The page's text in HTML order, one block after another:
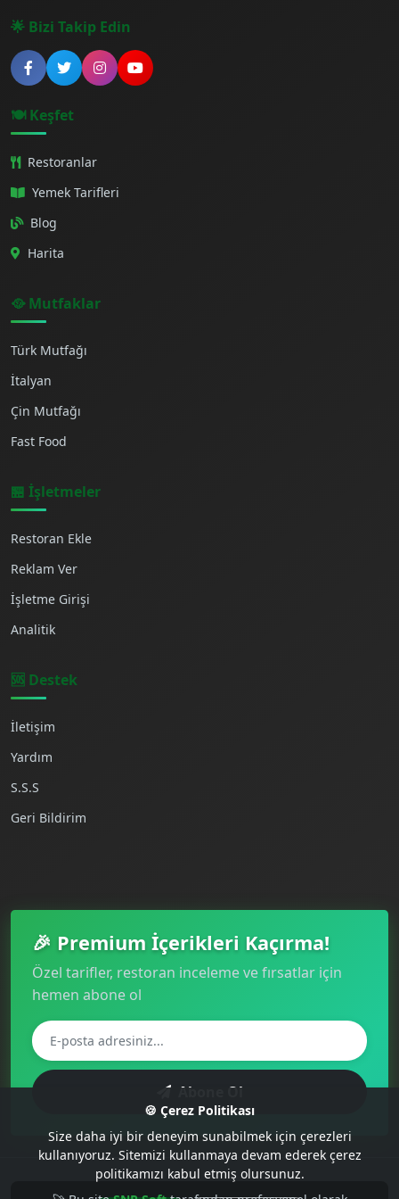
🌟 Bizi Takip Edin
🍽️ Keşfet
Restoranlar
Yemek Tarifleri
Blog
Harita
🥘 Mutfaklar
Türk Mutfağı
İtalyan
Çin Mutfağı
Fast Food
🏪 İşletmeler
Restoran Ekle
Reklam Ver
İşletme Girişi
Analitik
🆘 Destek
İletişim
Yardım
S.S.S
Geri Bildirim
🎉 Premium İçerikleri Kaçırma!
Özel tarifler, restoran inceleme ve fırsatlar için
hemen abone ol
Abone Ol
🍪 Çerez Politikası
Size daha iyi bir deneyim sunabilmek için çerezleri
kullanıyoruz. Sitemizi kullanmaya devam ederek çerez
politikamızı kabul etmiş olursunuz.